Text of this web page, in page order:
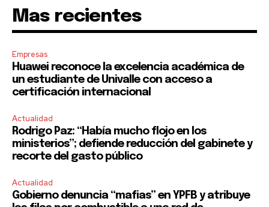
Mas recientes
Empresas
Huawei reconoce la excelencia académica de
un estudiante de Univalle con acceso a
certificación internacional
Actualidad
Rodrigo Paz: “Había mucho flojo en los
ministerios”; defiende reducción del gabinete y
recorte del gasto público
Actualidad
Gobierno denuncia “mafias” en YPFB y atribuye